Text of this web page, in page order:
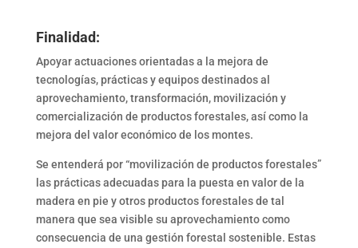
Finalidad:
Apoyar actuaciones orientadas a la mejora de
tecnologías, prácticas y equipos destinados al
aprovechamiento, transformación, movilización y
comercialización de productos forestales, así como la
mejora del valor económico de los montes.
Se entenderá por “movilización de productos forestales”
las prácticas adecuadas para la puesta en valor de la
madera en pie y otros productos forestales de tal
manera que sea visible su aprovechamiento como
consecuencia de una gestión forestal sostenible. Estas